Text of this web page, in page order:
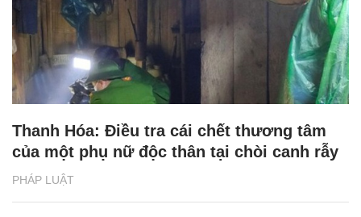
PHÁP LUẬT
Thanh Hóa: Điều tra cái chết thương tâm
của một phụ nữ độc thân tại chòi canh rẫy